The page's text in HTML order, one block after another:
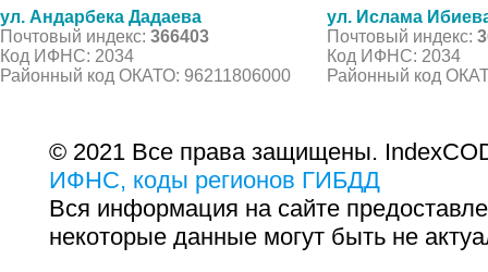
ул. Андарбека Дадаева
Почтовый индекс: 366403
Код ИФНС: 2034
Районный код ОКАТО: 96211806000
ул. Ислама
Почтовый индекс:
Код ИФНС: 2034
Районный код
© 2021 Все права защищены.
ИФНС, коды регионов ГИБДД
Вся информация на сайте
некоторые данные могут быть не